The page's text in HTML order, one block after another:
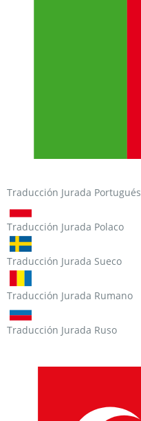
Traducción Jurada Portugués
Traducción Jurada Polaco
Traducción Jurada Sueco
Traducción Jurada Rumano
Traducción Jurada Ruso